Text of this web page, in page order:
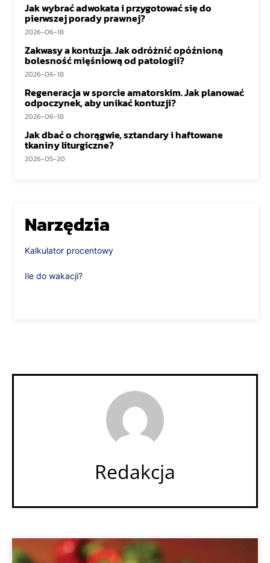
Jak wybrać adwokata i przygotować się do
pierwszej porady prawnej?
2026-06-18
Zakwasy a kontuzja. Jak odróżnić opóźnioną
bolesność mięśniową od patologii?
2026-06-18
Regeneracja w sporcie amatorskim. Jak planować
odpoczynek, aby unikać kontuzji?
2026-06-18
Jak dbać o chorągwie, sztandary i haftowane
tkaniny liturgiczne?
2026-05-20
Narzędzia
Kalkulator procentowy
Ile do wakacji?
Redakcja